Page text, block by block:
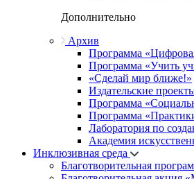
Дополнительно
Архив
Программа
Программа «Учить
«Сделай мир ближе!»
Издательские
Программа
Программа
Лаборатория по
Академия
Инклюзивная среда
Благотворительная